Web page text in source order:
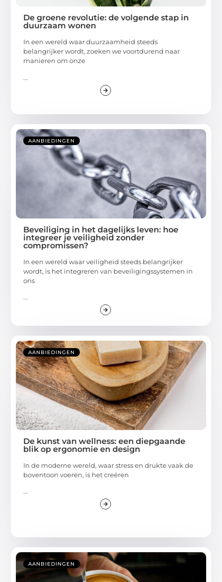
De groene revolutie: de volgende stap in
duurzaam wonen
In een wereld waar duurzaamheid steeds
belangrijker wordt, zoeken we voortdurend naar
manieren om onze
...
AANBIEDINGEN
Beveiliging in het dagelijks leven: hoe
integreer je veiligheid zonder
compromissen?
In een wereld waar veiligheid steeds belangrijker
wordt, is het integreren van beveiligingssystemen in
ons
...
AANBIEDINGEN
De kunst van wellness: een diepgaande
blik op ergonomie en design
In de moderne wereld, waar stress en drukte vaak de
boventoon voeren, is het creëren
...
AANBIEDINGEN